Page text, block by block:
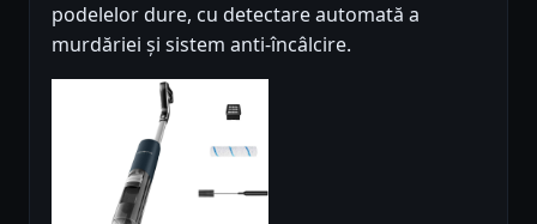
podelelor dure, cu detectare automată a
murdăriei și sistem anti-încâlcire.